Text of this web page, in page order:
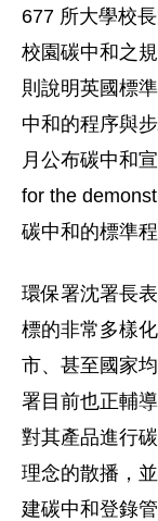
677 所大學校
校園碳中和之
則說明英國標
中和的程序與
月公布碳中和
for the
碳中和的標準
環保署沈署長
標的非常多樣
市、甚至國家
署目前也正輔
對其產品進行
理念的散播，
建碳中和登錄